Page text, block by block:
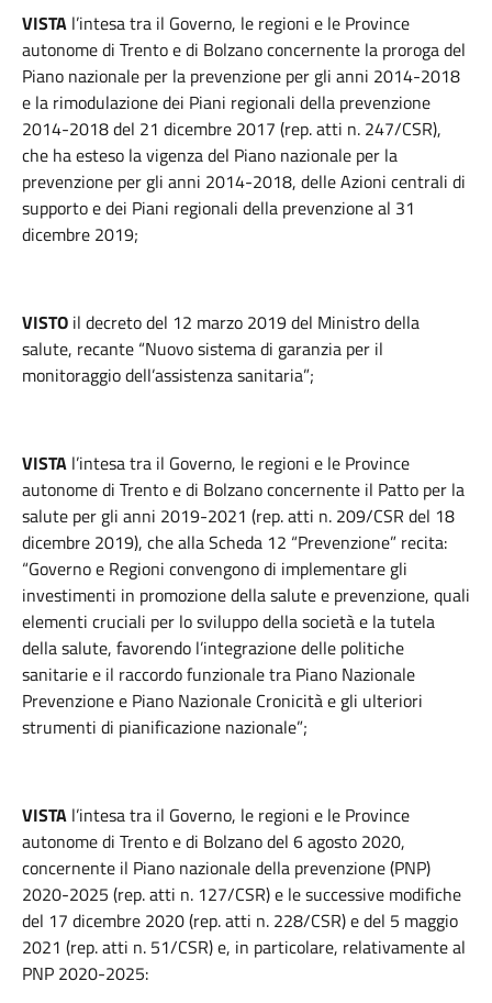
VISTA l’intesa tra il Governo, le regioni e le Province
autonome di Trento e di Bolzano concernente la proroga del
Piano nazionale per la prevenzione per gli anni 2014-2018
e la rimodulazione dei Piani regionali della prevenzione
2014-2018 del 21 dicembre 2017 (rep. atti n. 247/CSR),
che ha esteso la vigenza del Piano nazionale per la
prevenzione per gli anni 2014-2018, delle Azioni centrali di
supporto e dei Piani regionali della prevenzione al 31
dicembre 2019;
VISTO il decreto del 12 marzo 2019 del Ministro della
salute, recante “Nuovo sistema di garanzia per il
monitoraggio dell’assistenza sanitaria”;
VISTA l’intesa tra il Governo, le regioni e le Province
autonome di Trento e di Bolzano concernente il Patto per la
salute per gli anni 2019-2021 (rep. atti n. 209/CSR del 18
dicembre 2019), che alla Scheda 12 “Prevenzione” recita:
“Governo e Regioni convengono di implementare gli
investimenti in promozione della salute e prevenzione, quali
elementi cruciali per lo sviluppo della società e la tutela
della salute, favorendo l’integrazione delle politiche
sanitarie e il raccordo funzionale tra Piano Nazionale
Prevenzione e Piano Nazionale Cronicità e gli ulteriori
strumenti di pianificazione nazionale”;
VISTA l’intesa tra il Governo, le regioni e le Province
autonome di Trento e di Bolzano del 6 agosto 2020,
concernente il Piano nazionale della prevenzione (PNP)
2020-2025 (rep. atti n. 127/CSR) e le successive modifiche
del 17 dicembre 2020 (rep. atti n. 228/CSR) e del 5 maggio
2021 (rep. atti n. 51/CSR) e, in particolare, relativamente al
PNP 2020-2025: